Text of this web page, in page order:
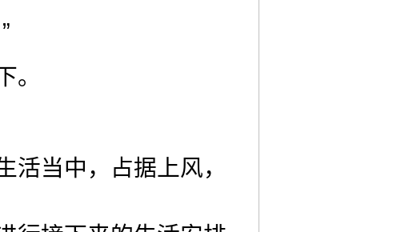
。
当中，占据上风，